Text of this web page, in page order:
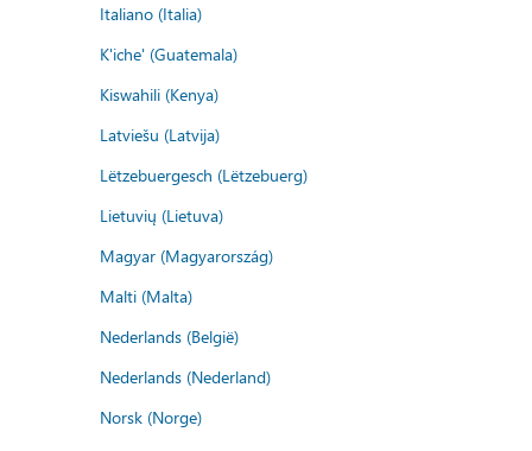
Italiano (Italia)
K'iche' (Guatemala)
Kiswahili (Kenya)
Latviešu (Latvija)
Lëtzebuergesch (Lëtzebuerg)
Lietuvių (Lietuva)
Magyar (Magyarország)
Malti (Malta)
Nederlands (België)
Nederlands (Nederland)
Norsk (Norge)